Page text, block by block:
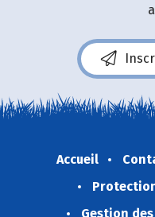
Accueil
Gestion